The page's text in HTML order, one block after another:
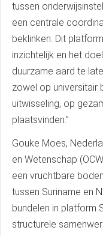
tussen
een centrale
beklinken. Dit
inzichtelijk en het
duurzame aard te
zowel op universitair
uitwisseling, op
plaatsvinden.’’
Gouke Moes,
en Wetenschap
een vruchtbare
tussen Suriname en
bundelen in platform
structurele